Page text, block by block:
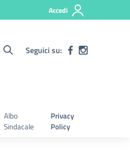
Accedi
Seguici su:
Albo
Sindacale
Privacy
Policy